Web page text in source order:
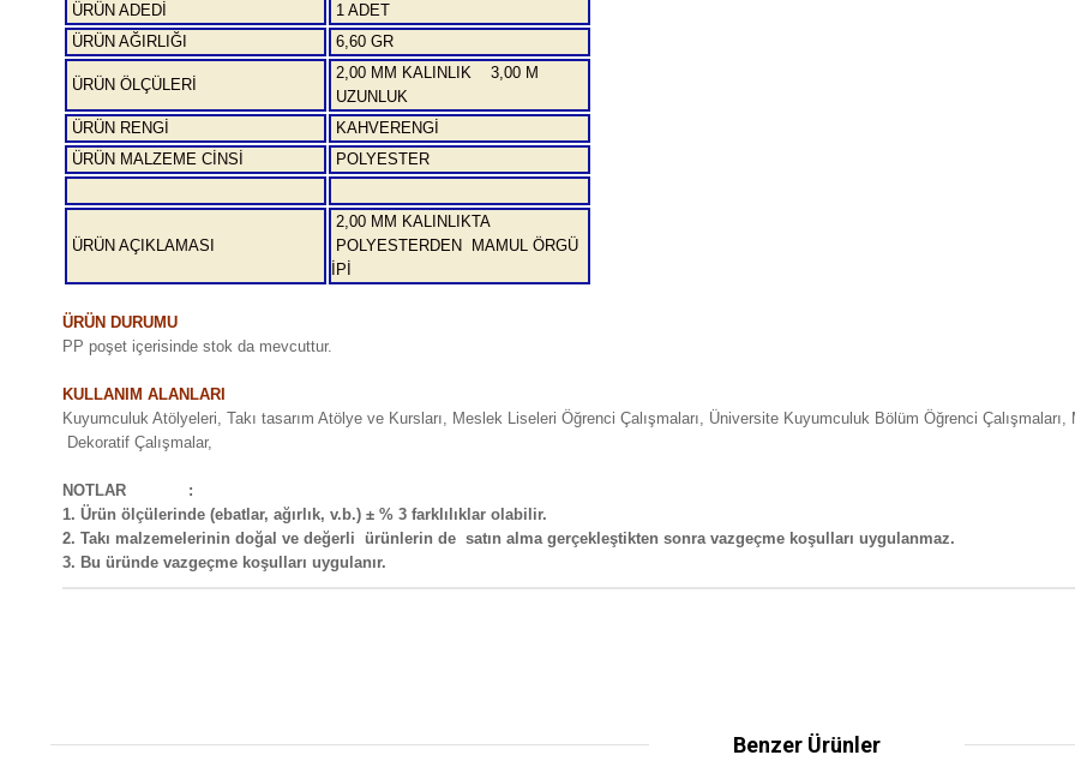
ÜRÜN ADEDİ
1 ADET
ÜRÜN AĞIRLIĞI
6,60 GR
ÜRÜN ÖLÇÜLERİ
2,00 MM KALINLIK 3,00 M
UZUNLUK
ÜRÜN RENGİ
KAHVERENGİ
ÜRÜN MALZEME CİNSİ
POLYESTER
ÜRÜN AÇIKLAMASI
2,00 MM KALINLIKTA
POLYESTERDEN MAMUL ÖRGÜ
İPİ
ÜRÜN DURUMU
PP poşet içerisinde stok da mevcuttur.
KULLANIM ALANLARI
Kuyumculuk Atölyeleri, Takı tasarım Atölye ve Kursları, Meslek Liseleri Öğrenci Çalışmaları, Üniversite Kuyumculuk Bölüm Öğrenci
Dekoratif Çalışmalar,
NOTLAR :
1. Ürün ölçülerinde (ebatlar, ağırlık, v.b.) ± % 3 farklılıklar olabilir.
2. Takı malzemelerinin doğal ve değerli ürünlerin de satın alma gerçekleştikten sonra vazgeçme koşulları uygulanmaz.
3. Bu üründe vazgeçme koşulları uygulanır.
Benzer Ürünler